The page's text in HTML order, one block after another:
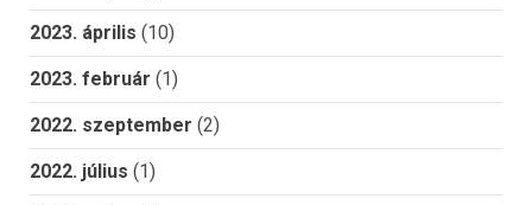
2023. április (10)
2023. február (1)
2022. szeptember (2)
2022. július (1)